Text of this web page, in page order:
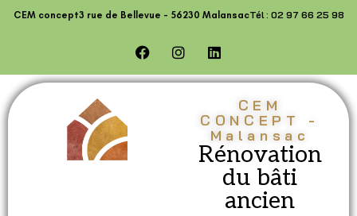
principal
CEM concept3 rue de Bellevue - 56230 MalansacTél : 02 97 66 25 98
CEM
CONCEPT -
Malansac
Rénovation
du bâti
ancien